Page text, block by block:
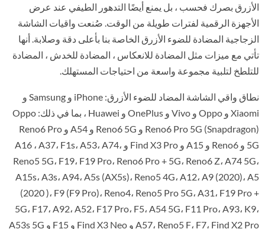
الأزرق بصرك فحسب ، بل يمنع أيضًا التدهور الطيفي عند عرض
الأجهزة الرقمية لفترات طويلة من الوقت. صُنعت واقيات الشاشة
الزجاجية المضادة للضوء الأزرق الخاصة بنا بأعلى دقة وصلابة. أنها
تأتي مع ميزات مثل المضادة للانعكاس ، المضادة للخدش ، المضادة
للتلطخ لتلبية مجموعة واسعة من احتياجات المستهلك.
نطاق واقي الشاشة المضاد للضوء الأزرق: iPhone و Samsung و
Xiaomi و Oppo و Vivo و OnePlus و Huawei ، بما في ذلك: Oppo
Reno6 Pro 5G (Snapdragon) و Reno6 5G و A54 و Reno6 Pro
5G و Reno6 و A15 و Find X3 Pro و A16 ، A37، F1s، A53، A74،
Reno5 5G، F19، F19 Pro، Reno6 Pro + 5G، Reno6 Z، A74 5G،
A15s، A3s، A94، A5s (AX5s)، Reno5 4G، A12، A9 (2020)، A5
(2020 )، F9 (F9 Pro)، Reno4، Reno5 Pro 5G، A31، F19 Pro +
5G، F17، A92، A52، F17 Pro، F5، A54 5G، F11 Pro، A93، K9،
A57، Reno5 F، F7، Find X2 Pro و Find X3 Neo و F15 و A53s 5G